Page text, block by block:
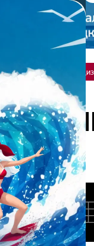
презентацию Студия
презентаций